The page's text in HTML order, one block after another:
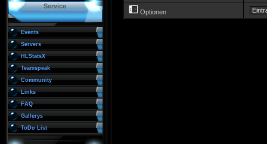
Service
Events
Servers
HLStatsX
Teamspeak
Community
Links
FAQ
Gallerys
ToDo List
Optionen